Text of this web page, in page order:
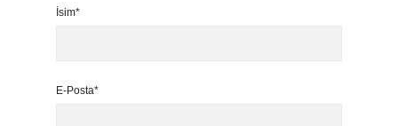
İsim*
E-Posta*